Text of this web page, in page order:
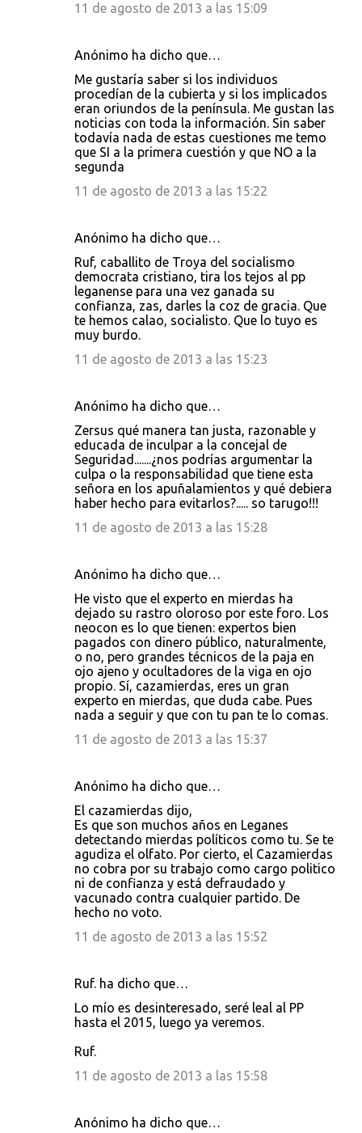
11 de agosto de 2013 a las 15:09
Anónimo ha dicho que…
Me gustaría saber si los individuos
procedían de la cubierta y si los implicados
eran oriundos de la península. Me gustan las
noticias con toda la información. Sin saber
todavía nada de estas cuestiones me temo
que SI a la primera cuestión y que NO a la
segunda
11 de agosto de 2013 a las 15:22
Anónimo ha dicho que…
Ruf, caballito de Troya del socialismo
democrata cristiano, tira los tejos al pp
leganense para una vez ganada su
confianza, zas, darles la coz de gracia. Que
te hemos calao, socialisto. Que lo tuyo es
muy burdo.
11 de agosto de 2013 a las 15:23
Anónimo ha dicho que…
Zersus qué manera tan justa, razonable y
educada de inculpar a la concejal de
Seguridad.......¿nos podrías argumentar la
culpa o la responsabilidad que tiene esta
señora en los apuñalamientos y qué debiera
haber hecho para evitarlos?..... so tarugo!!!
11 de agosto de 2013 a las 15:28
Anónimo ha dicho que…
He visto que el experto en mierdas ha
dejado su rastro oloroso por este foro. Los
neocon es lo que tienen: expertos bien
pagados con dinero público, naturalmente,
o no, pero grandes técnicos de la paja en
ojo ajeno y ocultadores de la viga en ojo
propio. Sí, cazamierdas, eres un gran
experto en mierdas, que duda cabe. Pues
nada a seguir y que con tu pan te lo comas.
11 de agosto de 2013 a las 15:37
Anónimo ha dicho que…
El cazamierdas dijo,
Es que son muchos años en Leganes
detectando mierdas políticos como tu. Se te
agudiza el olfato. Por cierto, el Cazamierdas
no cobra por su trabajo como cargo politico
ni de confianza y está defraudado y
vacunado contra cualquier partido. De
hecho no voto.
11 de agosto de 2013 a las 15:52
Ruf. ha dicho que…
Lo mío es desinteresado, seré leal al PP
hasta el 2015, luego ya veremos.
Ruf.
11 de agosto de 2013 a las 15:58
Anónimo ha dicho que…